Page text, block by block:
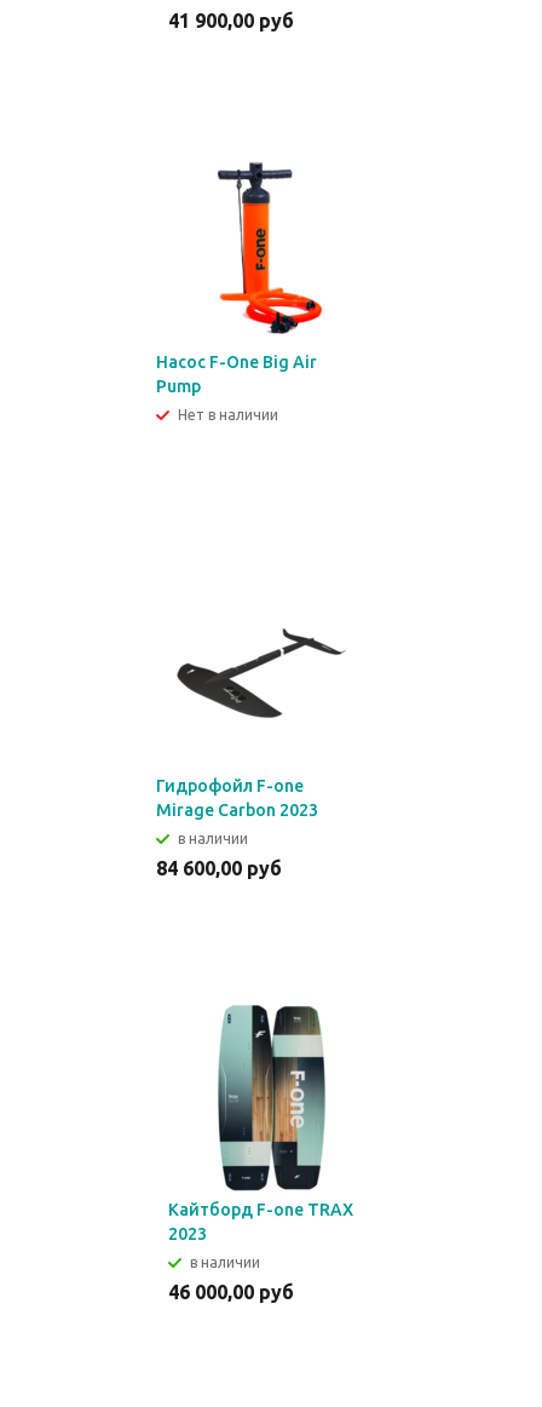
41 900,00 руб
Насос F-One Big Air
Pump
Нет в наличии
Гидрофойл F-one
Mirage Carbon 2023
в наличии
84 600,00 руб
Кайтборд F-one TRAX
2023
в наличии
46 000,00 руб